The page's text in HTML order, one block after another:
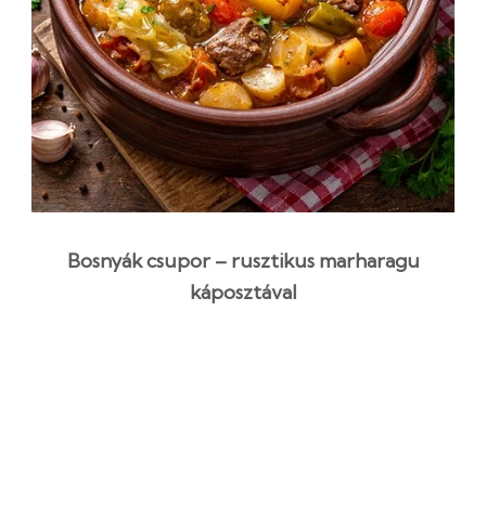
Bosnyák csupor – rusztikus marharagu
káposztával